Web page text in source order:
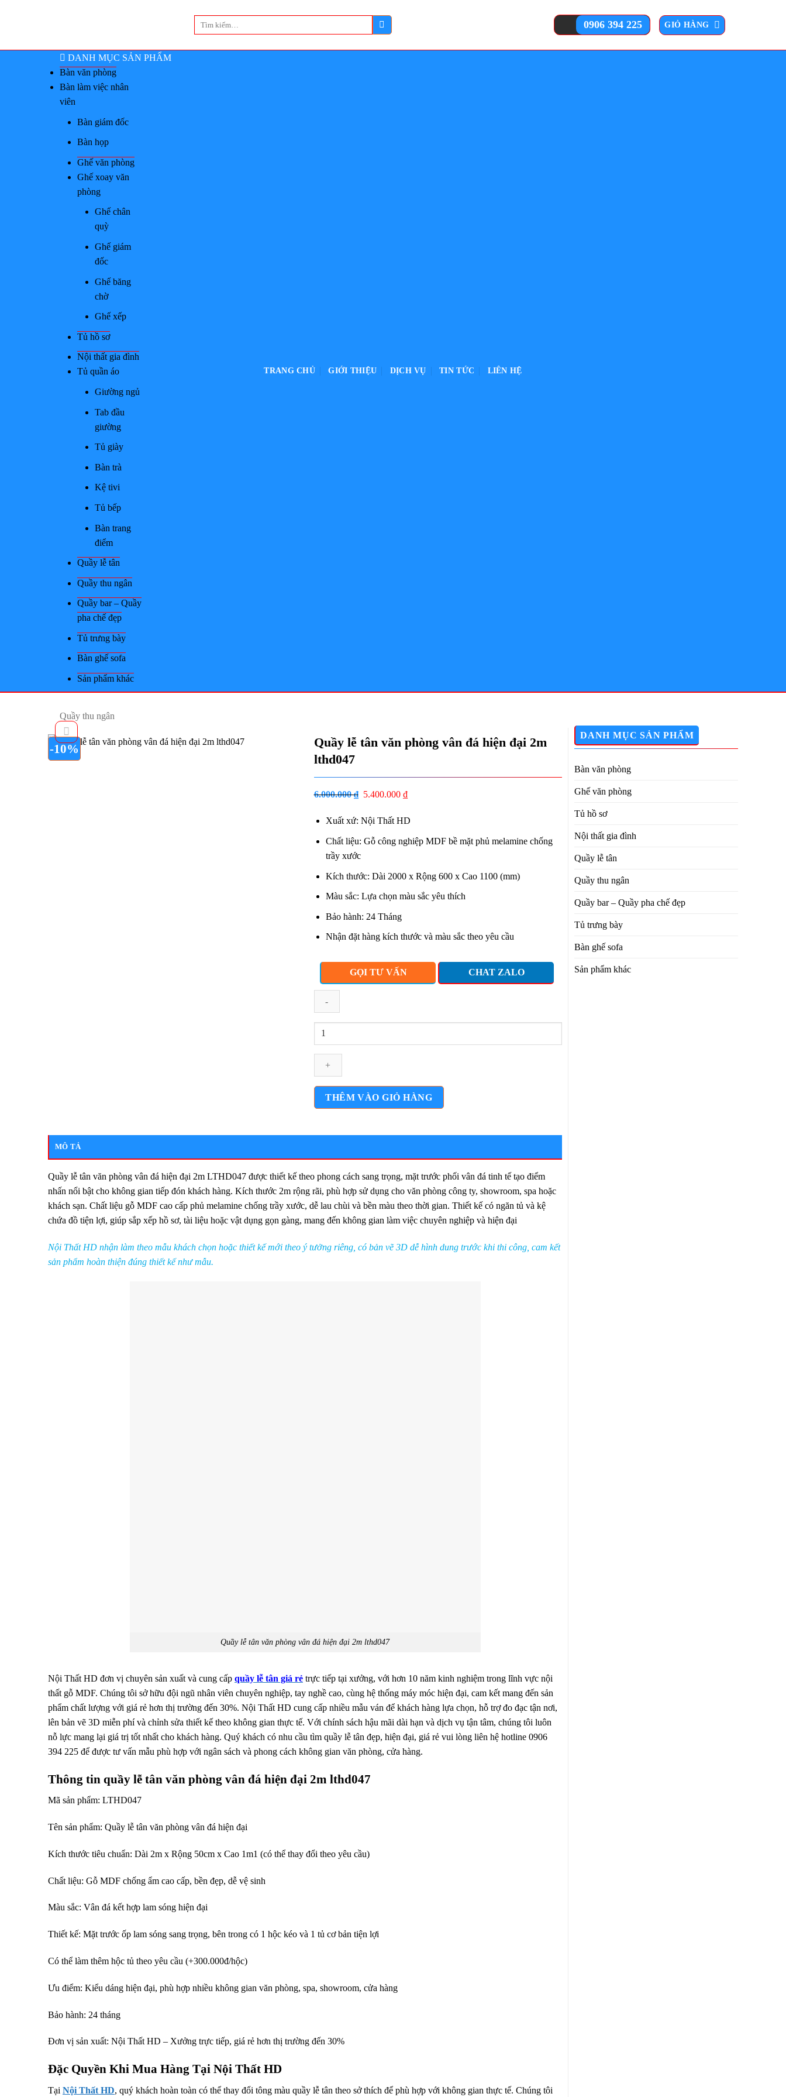
dung
Tìm
0906 394 225 GIỎ HÀNG
DANH MỤC SẢN PHẨM
Bàn văn phòng
Bàn làm việc nhân
viên
Bàn giám đốc
Bàn họp
Ghế văn phòng
Ghế xoay văn
phòng
Ghế chân
quỳ
Ghế giám
đốc
Ghế băng
chờ
Ghế xếp
Tủ hồ sơ
Nội thất gia đình
Tủ quần áo
Giường ngủ
Tab đầu
giường
Tủ giày
Bàn trà
Kệ tivi
Tủ bếp
Bàn trang
điểm
Quầy lễ tân
Quầy thu ngân
Quầy bar – Quầy
pha chế đẹp
Tủ trưng bày
Bàn ghế sofa
Sản phẩm khác
TRANG CHỦ GIỚI THIỆU DỊCH VỤ TIN TỨC LIÊN HỆ
Quầy thu ngân
DANH MỤC SẢN PHẨM
Bàn văn phòng
Ghế văn phòng
Tủ hồ sơ
Nội thất gia đình
Quầy lễ tân
Quầy thu ngân
Quầy bar – Quầy pha chế đẹp
Tủ trưng bày
Bàn ghế sofa
Sản phẩm khác
-10%
Quầy lễ tân văn phòng vân đá hiện đại 2m
lthd047
6.000.000₫ Giá
là:
6.000.000 ₫.
5.400.000₫
tại
là:
Xuất xứ: Nội Thất HD
Chất liệu: Gỗ công nghiệp MDF bề mặt phủ melamine chống
trầy xước
Kích thước: Dài 2000 x Rộng 600 x Cao 1100 (mm)
Màu sắc: Lựa chọn màu sắc yêu thích
Bảo hành: 24 Tháng
Nhận đặt hàng kích thước và màu sắc theo yêu cầu
GỌI TƯ VẤN CHAT ZALO
Quầy
tân
vân
đá
đại
số
lượng
THÊM VÀO GIỎ HÀNG
MÔ TẢ
Quầy lễ tân văn phòng vân đá hiện đại 2m LTHD047 được thiết kế theo phong cách sang trọng, mặt trước phối vân đá tinh tế tạo điểm
nhấn nổi bật cho không gian tiếp đón khách hàng. Kích thước 2m rộng rãi, phù hợp sử dụng cho văn phòng công ty, showroom, spa hoặc
khách sạn. Chất liệu gỗ MDF cao cấp phủ melamine chống trầy xước, dễ lau chùi và bền màu theo thời gian. Thiết kế có ngăn tủ và kệ
chứa đồ tiện lợi, giúp sắp xếp hồ sơ, tài liệu hoặc vật dụng gọn gàng, mang đến không gian làm việc chuyên nghiệp và hiện đại
Nội Thất HD nhận làm theo mẫu khách chọn hoặc thiết kế mới theo ý tưởng riêng, có bản vẽ 3D dễ hình dung trước khi thi công, cam kết
sản phẩm hoàn thiện đúng thiết kế như mẫu.
Quầy lễ tân văn phòng vân đá hiện đại 2m lthd047
Nội Thất HD đơn vị chuyên sản xuất và cung cấp quầy lễ tân giá rẻ trực tiếp tại xưởng, với hơn 10 năm kinh nghiệm trong lĩnh vực nội
thất gỗ MDF. Chúng tôi sở hữu đội ngũ nhân viên chuyên nghiệp, tay nghề cao, cùng hệ thống máy móc hiện đại, cam kết mang đến sản
phẩm chất lượng với giá rẻ hơn thị trường đến 30%. Nội Thất HD cung cấp nhiều mẫu ván để khách hàng lựa chọn, hỗ trợ đo đạc tận nơi,
lên bản vẽ 3D miễn phí và chỉnh sửa thiết kế theo không gian thực tế. Với chính sách hậu mãi dài hạn và dịch vụ tận tâm, chúng tôi luôn
nỗ lực mang lại giá trị tốt nhất cho khách hàng. Quý khách có nhu cầu tìm quầy lễ tân đẹp, hiện đại, giá rẻ vui lòng liên hệ hotline 0906
394 225 để được tư vấn mẫu phù hợp với ngân sách và phong cách không gian văn phòng, cửa hàng.
Thông tin quầy lễ tân văn phòng vân đá hiện đại 2m lthd047
Mã sản phẩm: LTHD047
Tên sản phẩm: Quầy lễ tân văn phòng vân đá hiện đại
Kích thước tiêu chuẩn: Dài 2m x Rộng 50cm x Cao 1m1 (có thể thay đổi theo yêu cầu)
Chất liệu: Gỗ MDF chống ẩm cao cấp, bền đẹp, dễ vệ sinh
Màu sắc: Vân đá kết hợp lam sóng hiện đại
Thiết kế: Mặt trước ốp lam sóng sang trọng, bên trong có 1 hộc kéo và 1 tủ cơ bản tiện lợi
Có thể làm thêm hộc tủ theo yêu cầu (+300.000đ/hộc)
Ưu điểm: Kiểu dáng hiện đại, phù hợp nhiều không gian văn phòng, spa, showroom, cửa hàng
Bảo hành: 24 tháng
Đơn vị sản xuất: Nội Thất HD – Xưởng trực tiếp, giá rẻ hơn thị trường đến 30%
Đặc Quyền Khi Mua Hàng Tại Nội Thất HD
Tại Nội Thất HD, quý khách hoàn toàn có thể thay đổi tông màu quầy lễ tân theo sở thích để phù hợp với không gian thực tế. Chúng tôi